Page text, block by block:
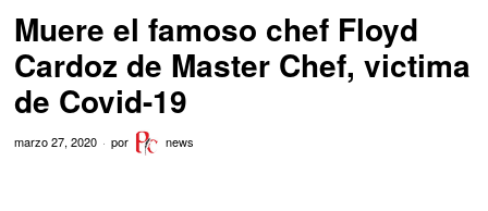
Muere el famoso chef Floyd
Cardoz de Master Chef, victima
de Covid-19
marzo 27, 2020 por news